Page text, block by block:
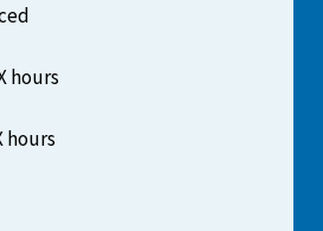
hours
hours